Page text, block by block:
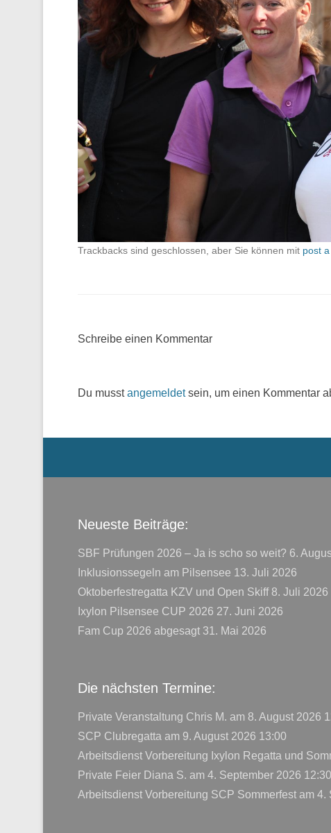
Trackbacks sind geschlossen, aber Sie können mit post
Schreibe einen Kommentar
Du musstangemeldetsein, um einen Kommentar
Neueste Beiträge:
SBF Prüfungen 2026 – Ja is scho so weit? 6.
Inklusionssegeln am Pilsensee 13. Juli 2026
Oktoberfestregatta KZV und Open Skiff 8. Juli 2026
Ixylon Pilsensee CUP 2026 27. Juni 2026
Fam Cup 2026 abgesagt 31. Mai 2026
Die nächsten Termine:
Private Veranstaltung Chris M. am 8. August 2026
SCP Clubregatta am 9. August 2026 13:00
Arbeitsdienst Vorbereitung Ixylon Regatta und
Private Feier Diana S. am 4. September 2026 12:30
Arbeitsdienst Vorbereitung SCP Sommerfest am 4.